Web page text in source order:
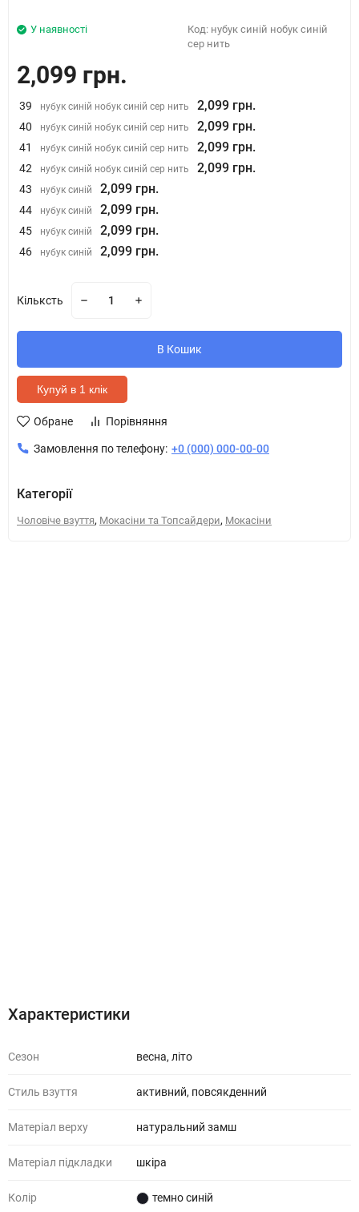
У наявності Код: нубук синій нобук синій
сер нить
2,099 грн.
39 нубук синій нобук синій сер нить 2,099 грн.
40 нубук синій нобук синій сер нить 2,099 грн.
41 нубук синій нобук синій сер нить 2,099 грн.
42 нубук синій нобук синій сер нить 2,099 грн.
43 нубук синій 2,099 грн.
44 нубук синій 2,099 грн.
45 нубук синій 2,099 грн.
46 нубук синій 2,099 грн.
Кільксть
В Кошик
Купуй в 1 клік
Обране Порівняння
Замовлення по телефону: +0 (000) 000-00-00
Категорії
Чоловіче взуття, Мокасіни та Топсайдери, Мокасіни
Характеристики
Сезон весна, літо
Стиль взуття активний, повсякденний
Матеріал верху натуральний замш
Матеріал підкладки шкіра
Колір темно синій